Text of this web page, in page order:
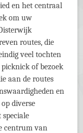
en het centraal
om uw
routes, die
veel tochten
of bezoek
aan de routes
en
diverse
centrum van